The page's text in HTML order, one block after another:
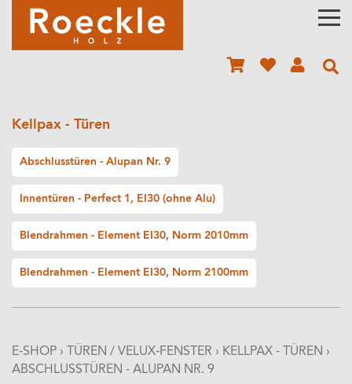
Kellpax - Türen
Abschlusstüren - Alupan Nr. 9
Innentüren - Perfect 1, EI30 (ohne Alu)
Blendrahmen - Element EI30, Norm 2010mm
Blendrahmen - Element EI30, Norm 2100mm
E-SHOP › TÜREN / VELUX-FENSTER › KELLPAX - TÜREN ›
ABSCHLUSSTÜREN - ALUPAN NR. 9